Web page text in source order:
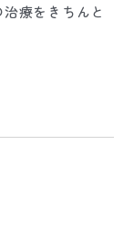
療をきちんと